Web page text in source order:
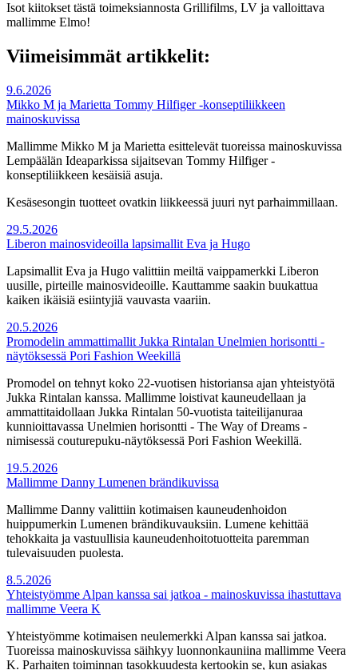
Isot kiitokset tästä toimeksiannosta Grillifilms, LV ja valloittava
mallimme Elmo!
Viimeisimmät artikkelit:
9.6.2026
Mikko M ja Marietta Tommy Hilfiger -konseptiliikkeen
mainoskuvissa
Mallimme Mikko M ja Marietta esittelevät tuoreissa mainoskuvissa
Lempäälän Ideaparkissa sijaitsevan Tommy Hilfiger -
konseptiliikkeen kesäisiä asuja.
Kesäsesongin tuotteet ovatkin liikkeessä juuri nyt parhaimmillaan.
29.5.2026
Liberon mainosvideoilla lapsimallit Eva ja Hugo
Lapsimallit Eva ja Hugo valittiin meiltä vaippamerkki Liberon
uusille, pirteille mainosvideoille. Kauttamme saakin buukattua
kaiken ikäisiä esiintyjiä vauvasta vaariin.
20.5.2026
Promodelin ammattimallit Jukka Rintalan Unelmien horisontti -
näytöksessä Pori Fashion Weekillä
Promodel on tehnyt koko 22-vuotisen historiansa ajan yhteistyötä
Jukka Rintalan kanssa. Mallimme loistivat kauneudellaan ja
ammattitaidollaan Jukka Rintalan 50-vuotista taiteilijanuraa
kunnioittavassa Unelmien horisontti - The Way of Dreams -
nimisessä couturepuku-näytöksessä Pori Fashion Weekillä.
19.5.2026
Mallimme Danny Lumenen brändikuvissa
Mallimme Danny valittiin kotimaisen kauneudenhoidon
huippumerkin Lumenen brändikuvauksiin. Lumene kehittää
tehokkaita ja vastuullisia kauneudenhoitotuotteita paremman
tulevaisuuden puolesta.
8.5.2026
Yhteistyömme Alpan kanssa sai jatkoa - mainoskuvissa ihastuttava
mallimme Veera K
Yhteistyömme kotimaisen neulemerkki Alpan kanssa sai jatkoa.
Tuoreissa mainoskuvissa säihkyy luonnonkauniina mallimme Veera
K. Parhaiten toiminnan tasokkuudesta kertookin se, kun asiakas